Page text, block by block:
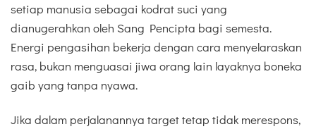
setiap manusia sebagai kodrat suci yang
dianugerahkan oleh Sang Pencipta bagi semesta.
Energi pengasihan bekerja dengan cara menyelaraskan
rasa, bukan menguasai jiwa orang lain layaknya boneka
gaib yang tanpa nyawa.
Jika dalam perjalanannya target tetap tidak merespons,